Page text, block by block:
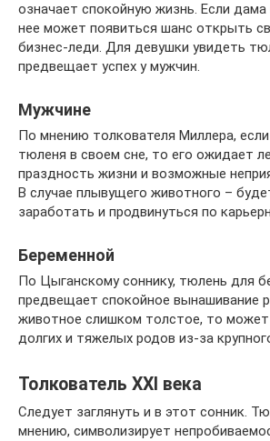
означает спокойную жизнь. Если дама
нее может появиться шанс открыть
бизнес-леди. Для девушки увидеть
предвещает успех у мужчин.
Мужчине
По мнению толкователя Миллера,
тюленя в своем сне, то его ожидает
праздность жизни и возможные
В случае плывущего животного –
заработать и продвинуться по
Беременной
По Цыганскому соннику, тюлень для
предвещает спокойное вынашивание
животное слишком толстое, то может
долгих и тяжелых родов из-за
Толкователь XXI века
Следует заглянуть и в этот сонник.
мнению, символизирует